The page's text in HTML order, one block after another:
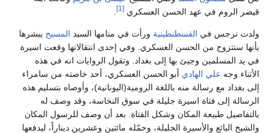
قيصر الروم في عهد الحسن العسكري [1]
ولدت نرجس في القسطنطينية ورأت في منامها السيد المسيح يبشرها
بأنها ستتزوج من الحسن العسكري. وفي إحدى انتقالاتها وقعت اسيرة
في يد المسلمين وجيئ بها إلى بغداد. وتقول الروايات انه في هذه
الأثناء وجه علي الهادي أبو الحسن العسكري، أحد خاصته من سامراء
إلى بغداد مع رسالة منه باللغة الرومية(اليونانية)، وأوصاه بتسليم هذه
الرسالة إلى فتاة اسيرة جليلة في سوق النخاسة، وقد وصف له
بالتفاصيل طبيعة المكان وشكل الفتاة. بعد أن وصف للرسول المكان
والشيخ البائع والأسيرة الجليلة، وحمّله مائتين وعشرين ديناراً، ليدفعها